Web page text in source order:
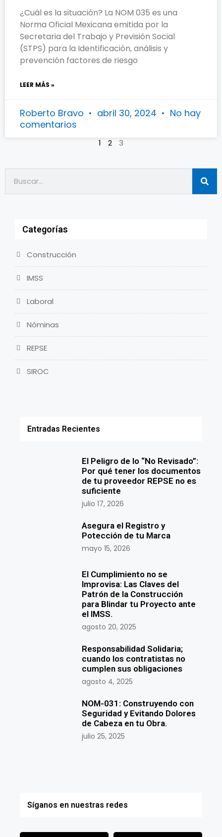
¿Cuál es la situación? La NOM 035 es una
Norma Oficial Mexicana emitida por la
Secretaria del Trabajo y Previsión Social
(STPS) para la Identificación, análisis y
prevención factores de riesgo
LEER MÁS »
Roberto Bravo abril 30, 2024
No hay
comentarios
1 2 3
Categorías
Construcción
IMSS
Laboral
Nóminas
REPSE
SIROC
Entradas Recientes
El Peligro de lo “No Revisado”:
Por qué tener los documentos
de tu proveedor REPSE no es
suficiente
julio 17, 2026
Asegura el Registro y
Potección de tu Marca
mayo 15, 2026
El Cumplimiento no se
Improvisa: Las Claves del
Patrón de la Construcción
para Blindar tu Proyecto ante
el IMSS.
agosto 20, 2025
Responsabilidad Solidaria;
cuando los contratistas no
cumplen sus obligaciones
agosto 4, 2025
NOM-031: Construyendo con
Seguridad y Evitando Dolores
de Cabeza en tu Obra.
julio 25, 2025
Síganos en nuestras redes